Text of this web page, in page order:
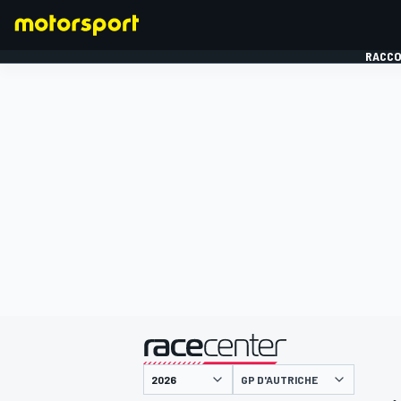
présenté par
GP D'AUTRICHE